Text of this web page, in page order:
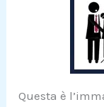
Questa è